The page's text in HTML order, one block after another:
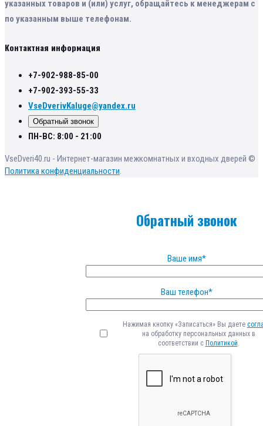
указанных товаров и (или) услуг, обращайтесь к менеджерам с
по указанным выше телефонам.
Контактная информация
+7-902-988-85-00
+7-902-393-55-33
VseDverivKaluge@yandex.ru
Обратный звонок
ПН-ВС: 8:00 - 21:00
VseDveri40.ru - Интернет-магазин межкомнатных и входных дверей ©
Политика конфиденциальности.
Обратный звонок
Ваше имя*
Ваш телефон*
Нажимая кнопку «Записаться» Вы даете
на обработку персональных данных в
соответствии с Политикой.